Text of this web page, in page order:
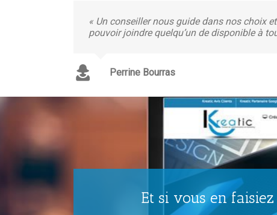
« Un conseiller nous guide dans nos choix
pouvoir joindre quelqu’un de disponible à
Perrine Bourras
Et si vous en